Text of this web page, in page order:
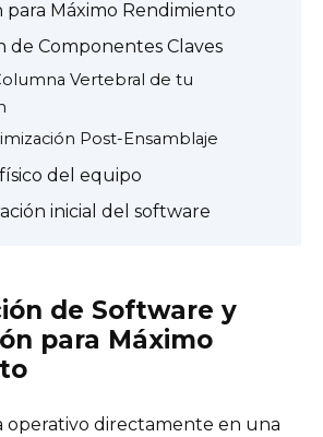
para Máximo Rendimiento
de Componentes Claves
Vertebral de tu
Post-Ensamblaje
del equipo
inicial del software
de Software y
para Máximo
operativo directamente en una